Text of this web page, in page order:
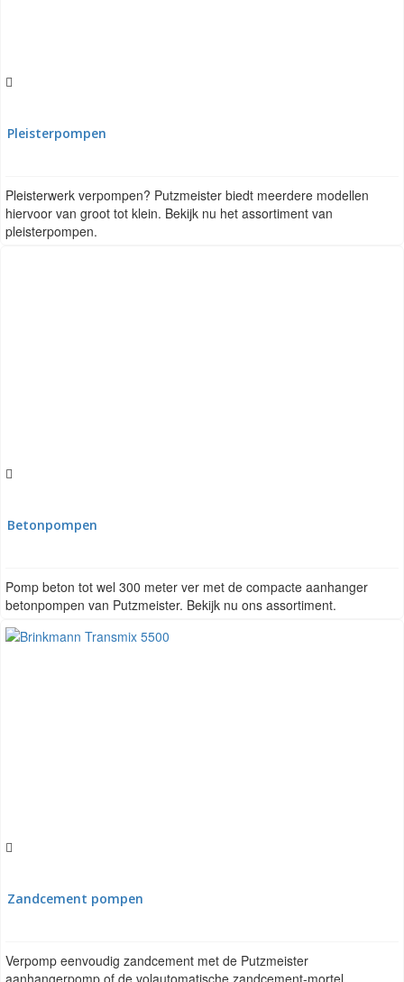
Pleisterpompen
Pleisterwerk verpompen? Putzmeister biedt meerdere modellen
hiervoor van groot tot klein. Bekijk nu het assortiment van
pleisterpompen.
Betonpompen
Pomp beton tot wel 300 meter ver met de compacte aanhanger
betonpompen van Putzmeister. Bekijk nu ons assortiment.
Zandcement pompen
Verpomp eenvoudig zandcement met de Putzmeister